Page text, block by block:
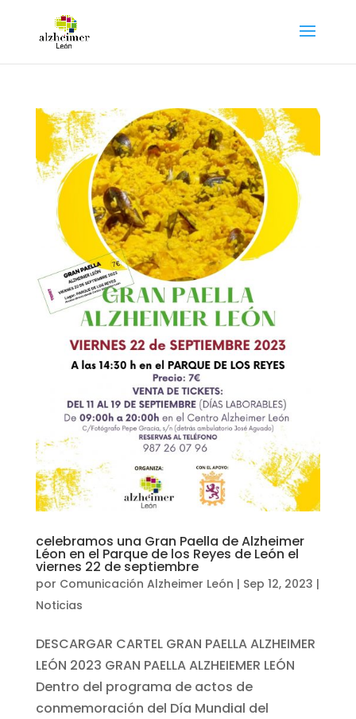
celebramos una Gran Paella de Alzheimer
Léon en el Parque de los Reyes de León el
viernes 22 de septiembre
por Comunicación Alzheimer León | Sep 12, 2023 |
Noticias
DESCARGAR CARTEL GRAN PAELLA ALZHEIMER
LEÓN 2023 GRAN PAELLA ALZHEIEMER LEÓN
Dentro del programa de actos de
conmemoración del Día Mundial del